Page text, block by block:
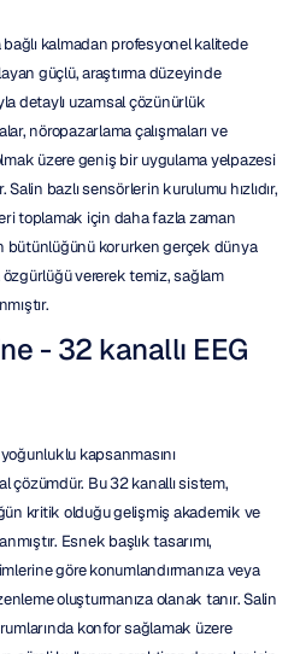
kalmadan profesyonel kalitede
güçlü, araştırma düzeyinde
detaylı uzamsal çözünürlük
nöropazarlama çalışmaları ve
üzere geniş bir uygulama yelpazesi
bazlı sensörlerin kurulumu hızlıdır,
toplamak için daha fazla zaman
bütünlüğünü korurken gerçek dünya
vererek temiz, sağlam
- 32 kanallı EEG
kapsanmasını
çözümdür. Bu 32 kanallı sistem,
kritik olduğu gelişmiş akademik ve
Esnek başlık tasarımı,
göre konumlandırmanıza veya
oluşturmanıza olanak tanır. Salin
konfor sağlamak üzere